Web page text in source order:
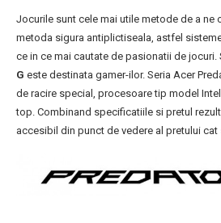
Jocurile sunt cele mai utile metode de a ne
metoda sigura antiplictiseala, astfel
ce in ce mai cautate de pasionatii de jocuri.
G este destinata gamer-ilor. Seria Acer
de racire special, procesoare tip model
top. Combinand specificatiile si pretul
accesibil din punct de vedere al pretului